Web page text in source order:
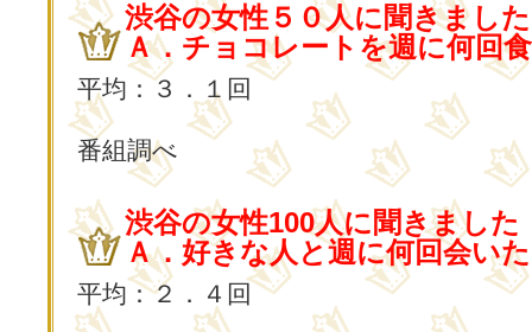
渋谷の女性５０人に聞きました
Ａ．チョコレートを週に何回
平均：３．１回
番組調べ
渋谷の女性100人に聞きました
Ａ．好きな人と週に何回会い
平均：２．４回